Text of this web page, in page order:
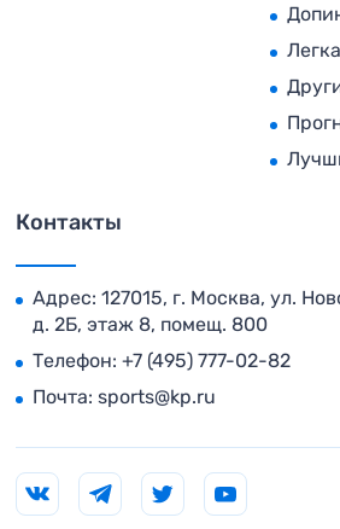
Контакты
Адрес: 127015, г. Москва, ул.
д. 2Б, этаж 8, помещ. 800
Телефон: +7 (495) 777-02-82
Почта: sports@kp.ru